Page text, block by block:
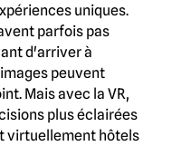
uniques.
parfois pas
d'arriver à
peuvent
Mais avec la VR,
plus éclairées
virtuellement hôtels